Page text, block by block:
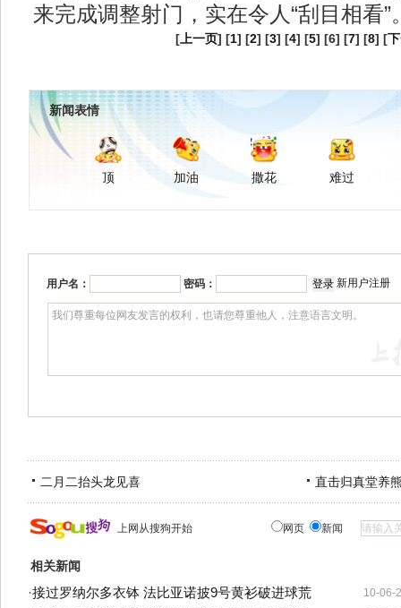
来完成调整射门，实在令人“刮目相看”
[ 上一页] [1] [2] [3] [4] [5] [6] [7] [8] [
新闻表情
顶 加油 撒花 难过
用户名： 密码： 新用户注册
二月二抬头龙见喜 直击归真堂养
上网从搜狗开始 网页 新闻
相关新闻
10-06-
·接过罗纳尔多衣钵 法比亚诺披9号黄衫破进球荒